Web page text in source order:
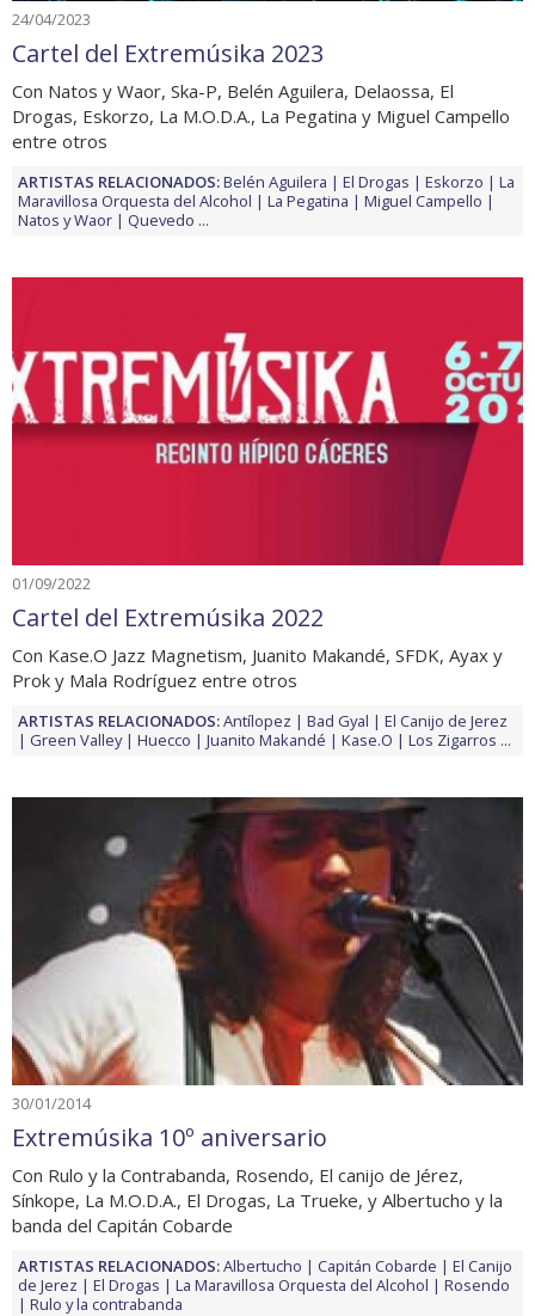
24/04/2023
Cartel del Extremúsika 2023
Con Natos y Waor, Ska-P, Belén Aguilera, Delaossa, El
Drogas, Eskorzo, La M.O.D.A., La Pegatina y Miguel Campello
entre otros
ARTISTAS RELACIONADOS:Belén Aguilera El Drogas Eskorzo
La
Maravillosa Orquesta del Alcohol
La Pegatina
Miguel Campello
Natos y Waor
Quevedo ...
01/09/2022
Cartel del Extremúsika 2022
Con Kase.O Jazz Magnetism, Juanito Makandé, SFDK, Ayax y
Prok y Mala Rodríguez entre otros
ARTISTAS RELACIONADOS:Antílopez Bad Gyal
El Canijo de Jerez
Green Valley
Huecco Juanito Makandé Kase.O Los Zigarros ...
30/01/2014
Extremúsika 10º aniversario
Con Rulo y la Contrabanda, Rosendo, El canijo de Jérez,
Sínkope, La M.O.D.A., El Drogas, La Trueke, y Albertucho y la
banda del Capitán Cobarde
ARTISTAS RELACIONADOS:Albertucho Capitán Cobarde
El Canijo
de Jerez
El Drogas La Maravillosa Orquesta del Alcohol
Rosendo
Rulo y la contrabanda